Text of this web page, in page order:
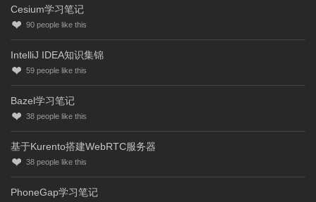
Cesium学习笔记
90 people like this
IntelliJ IDEA知识集锦
59 people like this
Bazel学习笔记
38 people like this
基于Kurento搭建WebRTC服务器
38 people like this
PhoneGap学习笔记